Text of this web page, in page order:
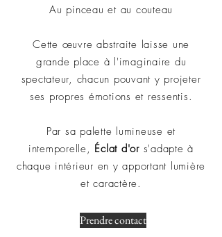
Au pinceau et au couteau
Cette œuvre abstraite laisse une
grande place à l'imaginaire du
spectateur, chacun pouvant y projeter
ses propres émotions et ressentis.
Par sa palette lumineuse et
intemporelle, Éclat d'ors'adapte à
chaque intérieur en y apportant lumière
et caractère.
Prendre contact